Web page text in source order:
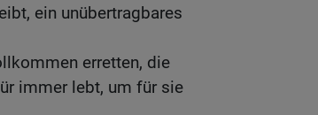
ein unübertragbares
erretten, die
immer lebt, um für sie